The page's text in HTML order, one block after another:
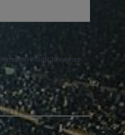
erhalten möglicherweise